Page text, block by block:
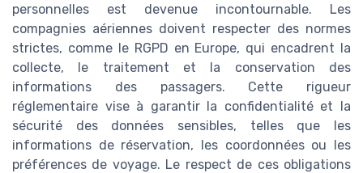
personnelles est devenue incontournable. Les
compagnies aériennes doivent respecter des normes
strictes, comme le RGPD en Europe, qui encadrent la
collecte, le traitement et la conservation des
informations des passagers. Cette rigueur
réglementaire vise à garantir la confidentialité et la
sécurité des données sensibles, telles que les
informations de réservation, les coordonnées ou les
préférences de voyage. Le respect de ces obligations